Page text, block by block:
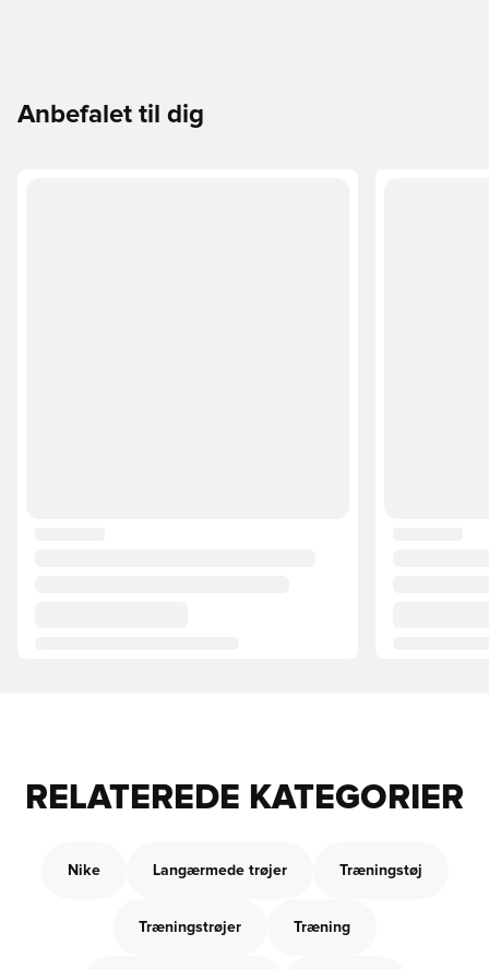
Anbefalet til dig
RELATEREDE KATEGORIER
Nike Langærmede trøjer Træningstøj
Træningstrøjer Træning